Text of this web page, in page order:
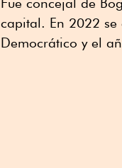
capital. En 2022
Democrático y el